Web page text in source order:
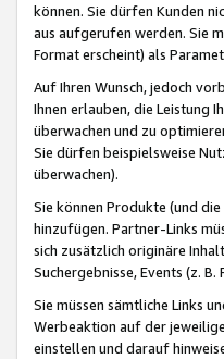
können. Sie dürfen Kunden
aus aufgerufen werden. Sie
Format erscheint) als
Auf Ihren Wunsch, jedoch
Ihnen erlauben, die Leistung
überwachen und zu
Sie dürfen beispielsweise
überwachen).
Sie können Produkte (und
hinzufügen. Partner-Links
sich zusätzlich originäre
Suchergebnisse, Events (z.
Sie müssen sämtliche Links
Werbeaktion auf der
einstellen und darauf